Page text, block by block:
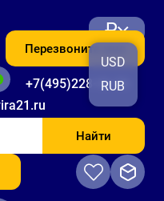
+7(495)228-06-56
Перезвоните мне
₽
USD
RUB
Найти